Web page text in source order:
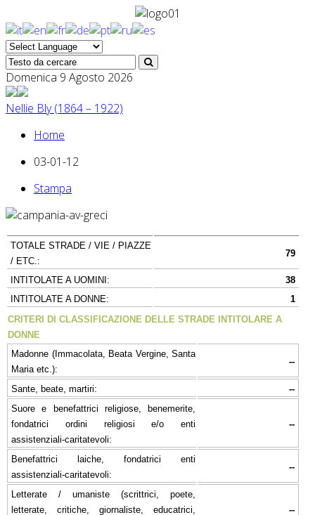
Domenica 9 Agosto 2026
Nellie Bly (1864 – 1922)
Home
03-01-12
Stampa
TOTALE STRADE / VIE / PIAZZE
/ ETC.:
79
INTITOLATE A UOMINI:
38
INTITOLATE A DONNE:
1
CRITERI DI CLASSIFICAZIONE DELLE STRADE INTITOLARE A
DONNE
Madonne (Immacolata, Beata Vergine, Santa
Maria etc.):
--
Sante, beate, martiri:
--
Suore e benefattrici religiose, benemerite,
fondatrici ordini religiosi e/o enti
assistenziali-caritatevoli:
--
Benefattrici laiche, fondatrici enti
assistenziali-caritatevoli:
--
Letterate / umaniste (scrittrici, poete,
letterate, critiche, giornaliste, educatrici,
--